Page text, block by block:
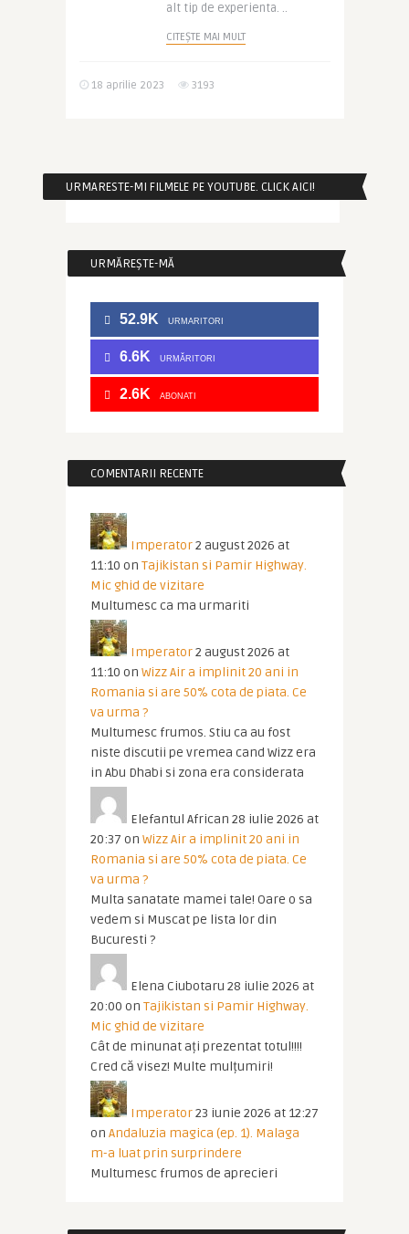
alt tip de experienta. ..
CITEȘTE MAI MULT
18 aprilie 2023 3193
URMARESTE-MI FILMELE PE YOUTUBE. CLICK AICI!
URMĂREȘTE-MĂ
52.9K URMARITORI
6.6K URMĂRITORI
2.6K ABONATI
COMENTARII RECENTE
Imperator2 august 2026 at
11:10 on Tajikistan si Pamir Highway.
Mic ghid de vizitare
Multumesc ca ma urmariti
Imperator2 august 2026 at
11:10 on Wizz Air a implinit 20 ani in
Romania si are 50% cota de piata. Ce
va urma ?
Multumesc frumos. Stiu ca au fost
niste discutii pe vremea cand Wizz era
in Abu Dhabi si zona era considerata
Elefantul African 28 iulie 2026 at
20:37 on Wizz Air a implinit 20 ani in
Romania si are 50% cota de piata. Ce
va urma ?
Multa sanatate mamei tale! Oare o sa
vedem si Muscat pe lista lor din
Bucuresti ?
Elena Ciubotaru 28 iulie 2026 at
20:00 on Tajikistan si Pamir Highway.
Mic ghid de vizitare
Cât de minunat ați prezentat totul!!!!
Cred că visez! Multe mulțumiri!
Imperator23 iunie 2026 at 12:27
on Andaluzia magica (ep. 1). Malaga
m-a luat prin surprindere
Multumesc frumos de aprecieri